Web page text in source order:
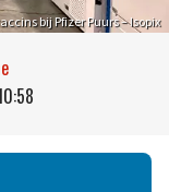
bij Pfizer Puurs – Isopix